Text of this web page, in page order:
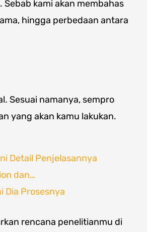
kami akan membahas
hingga perbedaan antara
Sesuai namanya, sempro
yang akan kamu lakukan.
Detail Penjelasannya
dan…
Dia Prosesnya
rencana penelitianmu di